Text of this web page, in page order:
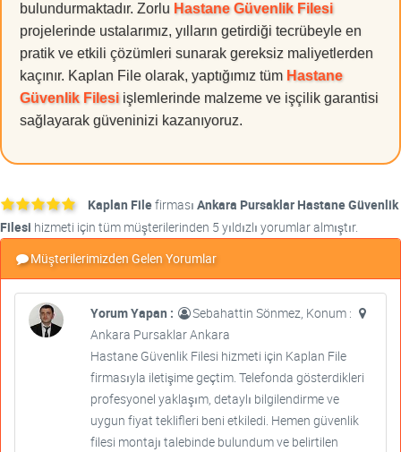
bulundurmaktadır. Zorlu Hastane Güvenlik Filesi
projelerinde ustalarımız, yılların getirdiği tecrübeyle en
pratik ve etkili çözümleri sunarak gereksiz maliyetlerden
kaçınır. Kaplan File olarak, yaptığımız tüm Hastane
Güvenlik Filesi işlemlerinde malzeme ve işçilik garantisi
sağlayarak güveninizi kazanıyoruz.
Kaplan Filefirması Ankara Pursaklar Hastane Güvenlik
Filesi hizmeti için tüm müşterilerinden 5 yıldızlı yorumlar almıştır.
Müşterilerimizden Gelen Yorumlar
Yorum Yapan :
Sebahattin Sönmez, Konum :
Ankara Pursaklar Ankara
Hastane Güvenlik Filesi hizmeti için Kaplan File
firmasıyla iletişime geçtim. Telefonda gösterdikleri
profesyonel yaklaşım, detaylı bilgilendirme ve
uygun fiyat teklifleri beni etkiledi. Hemen güvenlik
filesi montajı talebinde bulundum ve belirtilen